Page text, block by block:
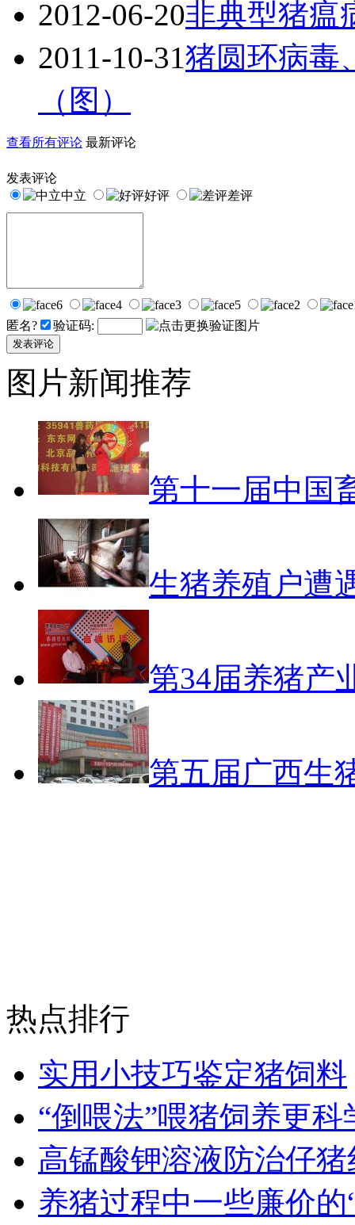
2012-06-20非典型猪瘟
2011-10-31猪圆环病毒
（图）
查看所有评论 最新评论
发表评论
中立
好评 差评
匿名? 验证码:
图片新闻推荐
第十一届中国
生猪养殖户遭
第34届养猪产
第五届广西生
热点排行
实用小技巧鉴定猪饲料
“倒喂法”喂猪饲养更科
高锰酸钾溶液防治仔
养猪过程中一些廉价的